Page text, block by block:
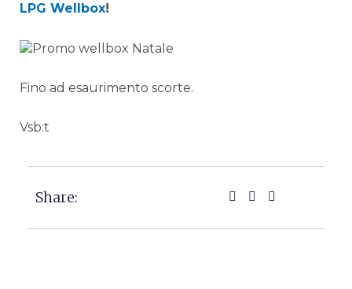
LPG Wellbox!
Fino ad esaurimento scorte.
Vsb:t
Share: